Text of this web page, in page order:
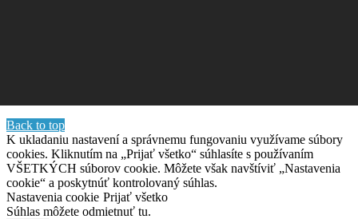
Back to top
K ukladaniu nastavení a správnemu fungovaniu využívame súbory
cookies. Kliknutím na „Prijať všetko“ súhlasíte s používaním
VŠETKÝCH súborov cookie. Môžete však navštíviť „Nastavenia
cookie“ a poskytnúť kontrolovaný súhlas.
Nastavenia cookie Prijať všetko
Súhlas môžete odmietnuť tu.